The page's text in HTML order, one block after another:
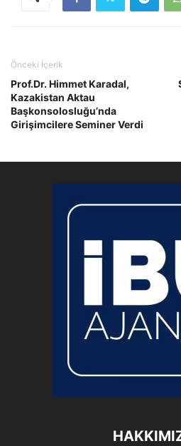
Önceki İçerik
Prof.Dr. Himmet Karadal,
Kazakistan Aktau
Başkonsolosluğu’nda
Girişimcilere Seminer Verdi